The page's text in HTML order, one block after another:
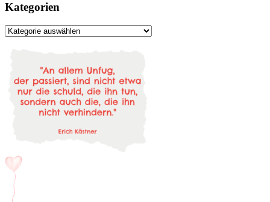
Kategorien
Kategorien